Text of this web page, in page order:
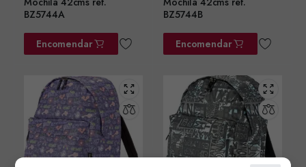
BZ5744A
Encomendar
BZ5744B
Encomendar